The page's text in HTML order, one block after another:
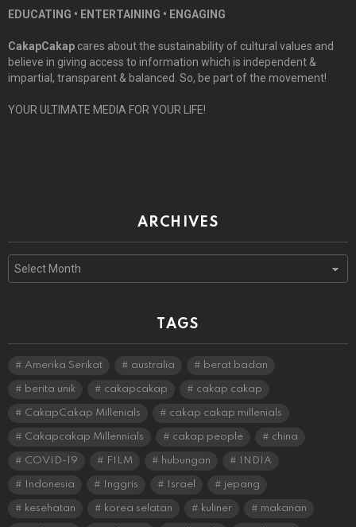
EDUCATING • ENTERTAINING • ENGAGING
CakapCakap cares about the sustainability of cultural values and
believe in giving access to information which is independent &
impartial, transparent & balanced. So, be part of the movement!
YOUR ULTIMATE MEDIA FOR YOUR LIFE!
ARCHIVES
TAGS
Amerika Serikat australia berat badan
berita unik cakapcakap cakap cakap
CakapCakap Millenials cakap cakap millenials
Cakapcakap Millennials cakap people china
COVID-19 FILM hubungan INDIA
Indonesia Inggris Israel jepang
kesehatan korea selatan kuliner makanan